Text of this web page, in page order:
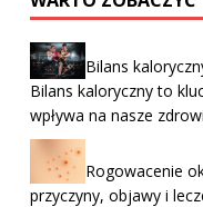
Bilans
Bilans kaloryczny to
wpływa na nasze
Rogowacenie
przyczyny, objawy i